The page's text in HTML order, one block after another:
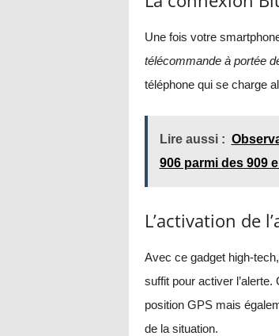
Une fois votre
télécommande à portée
téléphone qui se charge
Lire aussi :
906 parmi des 909
L’activation de
Avec ce gadget high-tech,
suffit pour activer
position GPS mais
de la situation.